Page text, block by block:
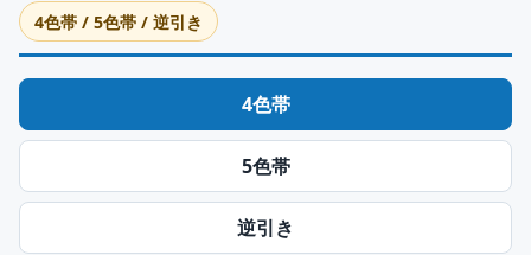
4色帯 / 5色帯 / 逆引き
4色帯
5色帯
逆引き